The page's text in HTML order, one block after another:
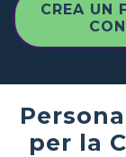
CREA UN
per la